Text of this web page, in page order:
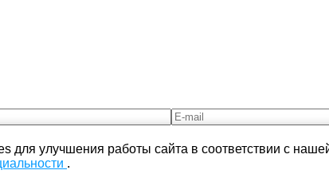
для улучшения работы сайта в соответствии с
.